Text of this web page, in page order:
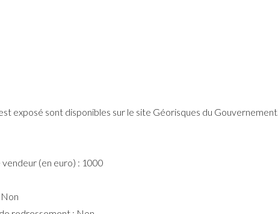
exposé sont disponibles sur le site Géorisques du Gouvernement.
(en euro) : 1000